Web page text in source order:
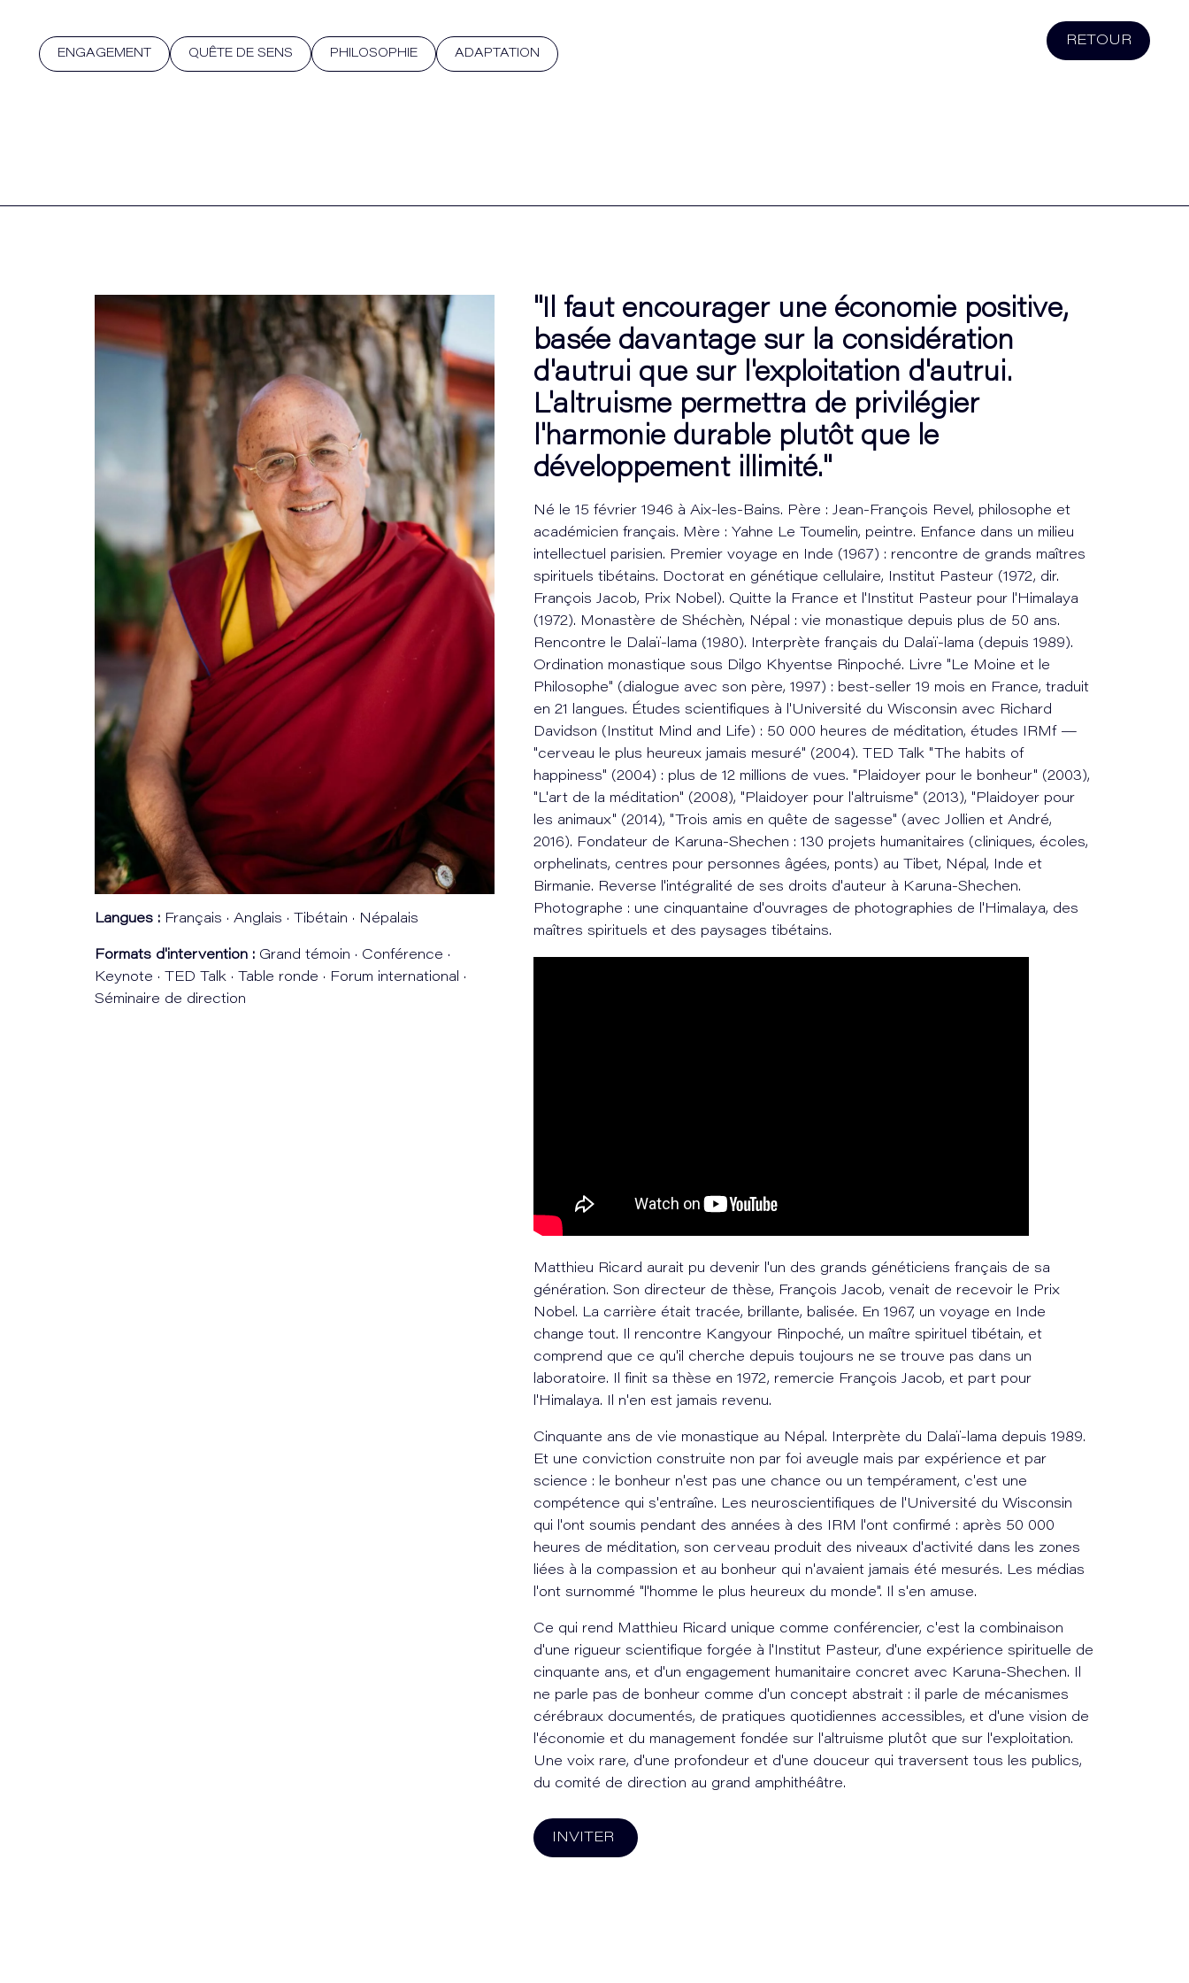
ENGAGEMENT QUÊTE DE SENS PHILOSOPHIE ADAPTATION
RETOUR
Langues :Français · Anglais · Tibétain · Népalais
Formats d'intervention :Grand témoin · Conférence ·
Keynote · TED Talk · Table ronde · Forum international ·
Séminaire de direction
"Il faut encourager une économie positive,
basée davantage sur la considération
d'autrui que sur l'exploitation d'autrui.
L'altruisme permettra de privilégier
l'harmonie durable plutôt que le
développement illimité."
Né le 15 février 1946 à Aix-les-Bains. Père : Jean-François Revel, philosophe et
académicien français. Mère : Yahne Le Toumelin, peintre. Enfance dans un milieu
intellectuel parisien. Premier voyage en Inde (1967) : rencontre de grands maîtres
spirituels tibétains. Doctorat en génétique cellulaire, Institut Pasteur (1972, dir.
François Jacob, Prix Nobel). Quitte la France et l'Institut Pasteur pour l'Himalaya
(1972). Monastère de Shéchèn, Népal : vie monastique depuis plus de 50 ans.
Rencontre le Dalaï-lama (1980). Interprète français du Dalaï-lama (depuis 1989).
Ordination monastique sous Dilgo Khyentse Rinpoché. Livre "Le Moine et le
Philosophe" (dialogue avec son père, 1997) : best-seller 19 mois en France, traduit
en 21 langues. Études scientifiques à l'Université du Wisconsin avec Richard
Davidson (Institut Mind and Life) : 50 000 heures de méditation, études IRMf —
"cerveau le plus heureux jamais mesuré" (2004). TED Talk "The habits of
happiness" (2004) : plus de 12 millions de vues. "Plaidoyer pour le bonheur" (2003),
"L'art de la méditation" (2008), "Plaidoyer pour l'altruisme" (2013), "Plaidoyer pour
les animaux" (2014), "Trois amis en quête de sagesse" (avec Jollien et André,
2016). Fondateur de Karuna-Shechen : 130 projets humanitaires (cliniques, écoles,
orphelinats, centres pour personnes âgées, ponts) au Tibet, Népal, Inde et
Birmanie. Reverse l'intégralité de ses droits d'auteur à Karuna-Shechen.
Photographe : une cinquantaine d'ouvrages de photographies de l'Himalaya, des
maîtres spirituels et des paysages tibétains.
Matthieu Ricard aurait pu devenir l'un des grands généticiens français de sa
génération. Son directeur de thèse, François Jacob, venait de recevoir le Prix
Nobel. La carrière était tracée, brillante, balisée. En 1967, un voyage en Inde
change tout. Il rencontre Kangyour Rinpoché, un maître spirituel tibétain, et
comprend que ce qu'il cherche depuis toujours ne se trouve pas dans un
laboratoire. Il finit sa thèse en 1972, remercie François Jacob, et part pour
l'Himalaya. Il n'en est jamais revenu.
Cinquante ans de vie monastique au Népal. Interprète du Dalaï-lama depuis 1989.
Et une conviction construite non par foi aveugle mais par expérience et par
science : le bonheur n'est pas une chance ou un tempérament, c'est une
compétence qui s'entraîne. Les neuroscientifiques de l'Université du Wisconsin
qui l'ont soumis pendant des années à des IRM l'ont confirmé : après 50 000
heures de méditation, son cerveau produit des niveaux d'activité dans les zones
liées à la compassion et au bonheur qui n'avaient jamais été mesurés. Les médias
l'ont surnommé "l'homme le plus heureux du monde". Il s'en amuse.
Ce qui rend Matthieu Ricard unique comme conférencier, c'est la combinaison
d'une rigueur scientifique forgée à l'Institut Pasteur, d'une expérience spirituelle de
cinquante ans, et d'un engagement humanitaire concret avec Karuna-Shechen. Il
ne parle pas de bonheur comme d'un concept abstrait : il parle de mécanismes
cérébraux documentés, de pratiques quotidiennes accessibles, et d'une vision de
l'économie et du management fondée sur l'altruisme plutôt que sur l'exploitation.
Une voix rare, d'une profondeur et d'une douceur qui traversent tous les publics,
du comité de direction au grand amphithéâtre.
INVITER